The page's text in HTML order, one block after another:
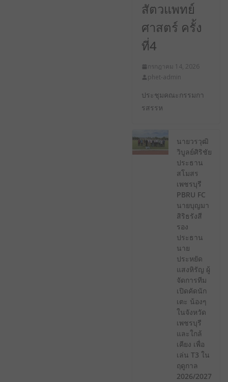
สัตวแพทย์
ศาสตร์ ครั้ง
ที่4
กรกฎาคม 14, 2026
phet-admin
ประชุมคณะกรรมกา
รสรรห
นายวรวุฒิ
วิบูลย์ศิริชัย
ประธาน
สโมสร
เพชรบุรี
PBRU FC
นายบุญมา
สิริธรังสี
รอง
ประธาน
นาย
ประหยัด
แสงหิรัญ ผู้
จัดการทีม
เปิดคัดนัก
เตะ น้องๆ
ในจังหวัด
เพชรบุรี
และใกล้
เคียง เพื่อ
เล่น T3 ใน
ฤดูกาล
2026/2027